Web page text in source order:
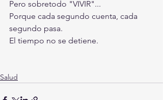
Pero sobretodo "VIVIR"...
Porque cada segundo cuenta, cada
segundo pasa.
El tiempo no se detiene.
Salud